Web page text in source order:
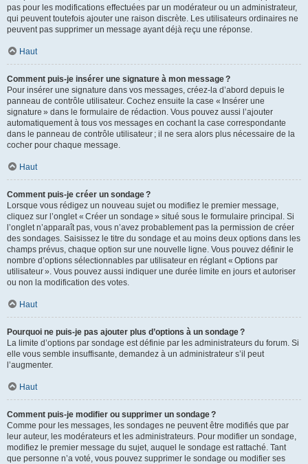
pas pour les modifications effectuées par un modérateur ou un administrateur,
qui peuvent toutefois ajouter une raison discrète. Les utilisateurs ordinaires ne
peuvent pas supprimer un message ayant déjà reçu une réponse.
Haut
Comment puis-je insérer une signature à mon message ?
Pour insérer une signature dans vos messages, créez-la d’abord depuis le
panneau de contrôle utilisateur. Cochez ensuite la case « Insérer une
signature » dans le formulaire de rédaction. Vous pouvez aussi l’ajouter
automatiquement à tous vos messages en cochant la case correspondante
dans le panneau de contrôle utilisateur ; il ne sera alors plus nécessaire de la
cocher pour chaque message.
Haut
Comment puis-je créer un sondage ?
Lorsque vous rédigez un nouveau sujet ou modifiez le premier message,
cliquez sur l’onglet « Créer un sondage » situé sous le formulaire principal. Si
l’onglet n’apparaît pas, vous n’avez probablement pas la permission de créer
des sondages. Saisissez le titre du sondage et au moins deux options dans les
champs prévus, chaque option sur une nouvelle ligne. Vous pouvez définir le
nombre d’options sélectionnables par utilisateur en réglant « Options par
utilisateur ». Vous pouvez aussi indiquer une durée limite en jours et autoriser
ou non la modification des votes.
Haut
Pourquoi ne puis-je pas ajouter plus d’options à un sondage ?
La limite d’options par sondage est définie par les administrateurs du forum. Si
elle vous semble insuffisante, demandez à un administrateur s’il peut
l’augmenter.
Haut
Comment puis-je modifier ou supprimer un sondage ?
Comme pour les messages, les sondages ne peuvent être modifiés que par
leur auteur, les modérateurs et les administrateurs. Pour modifier un sondage,
modifiez le premier message du sujet, auquel le sondage est rattaché. Tant
que personne n’a voté, vous pouvez supprimer le sondage ou modifier ses